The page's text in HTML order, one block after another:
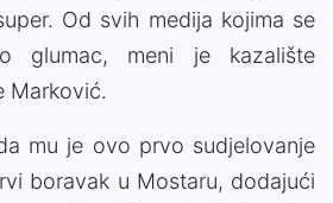
Od svih medija kojima se
glumac, meni je kazalište
Marković.
mu je ovo prvo sudjelovanje
boravak u Mostaru, dodajući